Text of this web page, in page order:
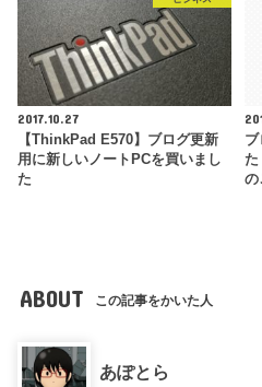
2017.10.27
【ThinkPad E570】ブログ更新
用に新しいノートPCを買いまし
た
ブ
た
の
ABOUT この記事をかいた人
あぽとら